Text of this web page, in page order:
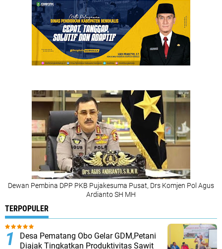
Dewan Pembina DPP PKB Pujakesuma Pusat, Drs Komjen Pol Agus
Ardianto SH MH
TERPOPULER
Desa Pematang Obo Gelar GDM,Petani
Diajak Tingkatkan Produktivitas Sawit